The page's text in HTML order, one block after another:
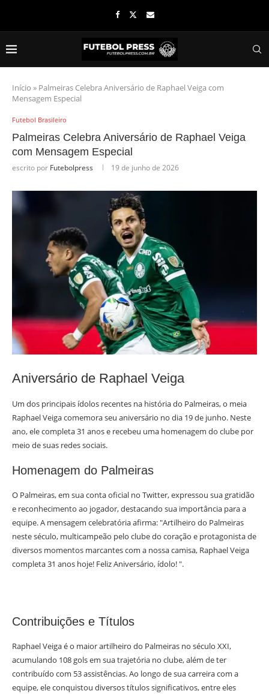
Início » Palmeiras Celebra Aniversário de Raphael Veiga com
Mensagem Especial
Futebol Brasileiro
Palmeiras Celebra Aniversário de Raphael Veiga
com Mensagem Especial
escrito por Futebolpress 19 de junho de 2026
Aniversário de Raphael Veiga
Um dos principais ídolos recentes na história do Palmeiras, o meia
Raphael Veiga comemora seu aniversário no dia 19 de junho. Neste
ano, ele completa 31 anos e recebeu uma homenagem do clube por
meio de suas redes sociais.
Homenagem do Palmeiras
O Palmeiras, em sua conta oficial no Twitter, expressou sua gratidão
e reconhecimento ao jogador, destacando sua importância para a
equipe. A mensagem celebratória afirma: "Artilheiro do Palmeiras
neste século, multicampeão pelo clube do coração e protagonista de
diversos momentos marcantes com a nossa camisa, Raphael Veiga
completa 31 anos hoje! Feliz Aniversário, ídolo! ".
Contribuições e Títulos
Raphael Veiga é o maior artilheiro do Palmeiras no século XXI,
acumulando 108 gols em sua trajetória no clube, além de ter
contribuído com 53 assistências. Ao longo de sua carreira com a
equipe, ele conquistou diversos títulos significativos, entre eles